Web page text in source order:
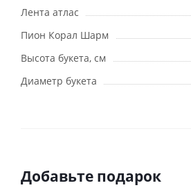
Лента атлас
Пион Корал Шарм
Высота букета, см
Диаметр букета
Добавьте подарок